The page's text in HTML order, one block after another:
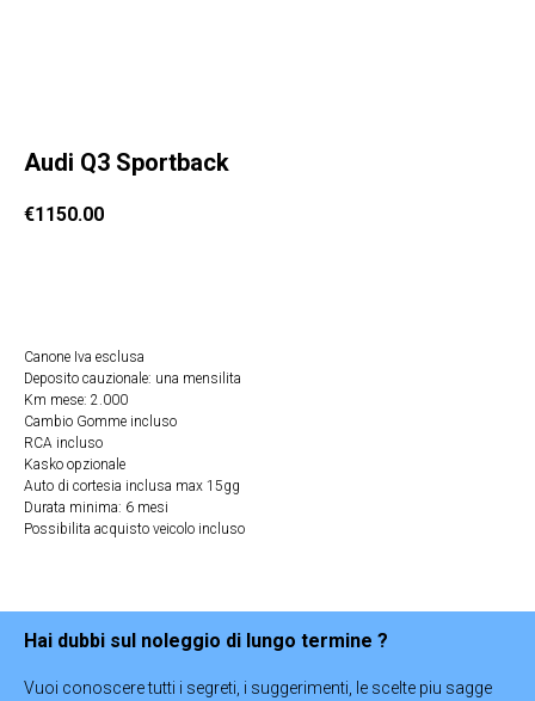
Audi Q3 Sportback
€1150.00
Canone Iva esclusa
Deposito cauzionale: una mensilita
Km mese: 2.000
Cambio Gomme incluso
RCA incluso
Kasko opzionale
Auto di cortesia inclusa max 15gg
Durata minima: 6 mesi
Possibilita acquisto veicolo incluso
Hai dubbi sul noleggio di lungo termine ?
Vuoi conoscere tutti i segreti, i suggerimenti, le scelte piu sagge